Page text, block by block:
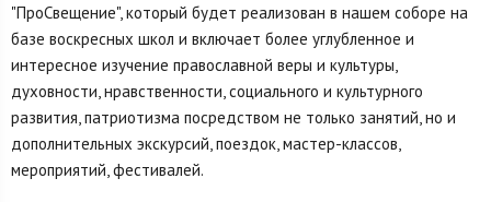
"ПроСвещение", который будет реализован в нашем соборе на
базе воскресных школ и включает более углубленное и
интересное изучение православной веры и культуры,
духовности, нравственности, социального и культурного
развития, патриотизма посредством не только занятий, но и
дополнительных экскурсий, поездок, мастер-классов,
мероприятий, фестивалей.